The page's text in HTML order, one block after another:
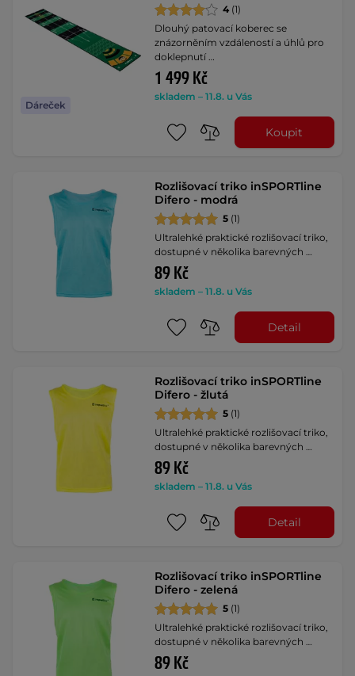
Dáreček
4 (1)
Dlouhý patovací koberec se
znázorněním vzdáleností a úhlů pro
doklepnutí …
1 499 Kč
skladem – 11.8. u Vás
Koupit
Rozlišovací triko inSPORTline
Difero - modrá
5 (1)
Ultralehké praktické rozlišovací triko,
dostupné v několika barevných …
89 Kč
skladem – 11.8. u Vás
Detail
Rozlišovací triko inSPORTline
Difero - žlutá
5 (1)
Ultralehké praktické rozlišovací triko,
dostupné v několika barevných …
89 Kč
skladem – 11.8. u Vás
Detail
Rozlišovací triko inSPORTline
Difero - zelená
5 (1)
Ultralehké praktické rozlišovací triko,
dostupné v několika barevných …
89 Kč